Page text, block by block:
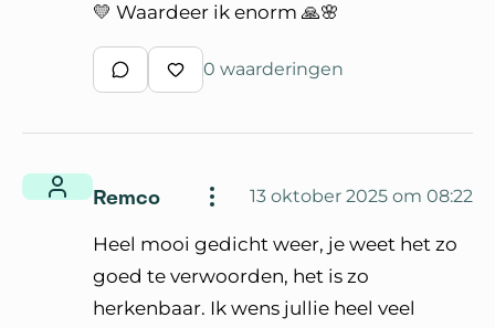
💛 Waardeer ik enorm 🙏🌸
Schrijf een reactie
Waardeer reactie
0 waarderingen
Remco 13 oktober 2025 om 08:22
Heel mooi gedicht weer, je weet het zo
goed te verwoorden, het is zo
herkenbaar. Ik wens jullie heel veel